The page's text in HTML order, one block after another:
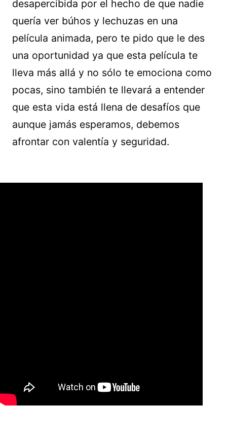
desapercibida por el hecho de que nadie
quería ver búhos y lechuzas en una
película animada, pero te pido que le des
una oportunidad ya que esta película te
lleva más allá y no sólo te emociona como
pocas, sino también te llevará a entender
que esta vida está llena de desafíos que
aunque jamás esperamos, debemos
afrontar con valentía y seguridad.